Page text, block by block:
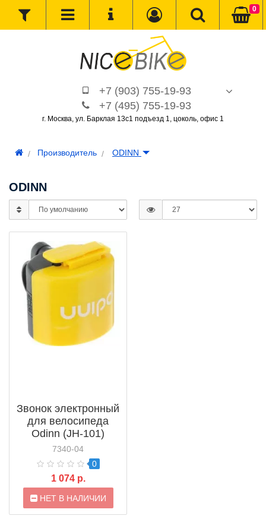
+7 (903) 755-19-93
+7 (495) 755-19-93
г. Москва, ул. Барклая 13с1 подъезд 1, цоколь, офис 1
0
Производитель ODINN
ODINN
Звонок электронный
для велосипеда
Odinn (JH-101)
7340-04
0
1 074 р.
НЕТ В НАЛИЧИИ